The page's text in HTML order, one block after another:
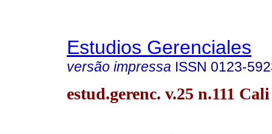
Estudios Gerenciales
versão impressa ISSN 0123-
estud.gerenc. v.25 n.111